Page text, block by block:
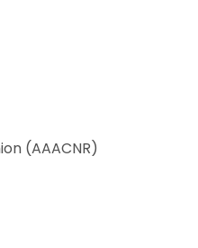
(AAACNR)